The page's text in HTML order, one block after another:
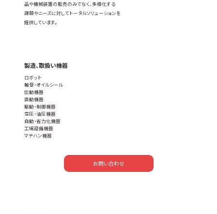
品や機械装置の販売のみでなく、多様化する
課題やニーズに対してトータルソリューションを
提供しています。
製造、取扱い機器
ロボット
軸受・オイルシール
伝動機器
直動機器
駆動・制御機器
空圧・油圧機器
自動・省力化機器
工場設備機器
マテハン機器
お問い合わせ